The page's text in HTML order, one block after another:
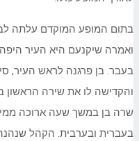
בתום המופע המוקדם עלתה
ואמרה שיקנעם היא העיר היפה
בעבר. בן פרגנה לראש העיר,
והקדישה לו את שירה הראשון
שרה בן במשך שעה ארוכה
בעברית ובערבית. הקהל